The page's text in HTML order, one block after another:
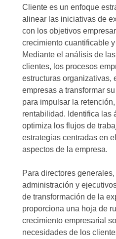
Cliente es un enfoque
alinear las iniciativas de
con los objetivos
crecimiento cuantificable
Mediante el análisis de
clientes, los procesos
estructuras organizativas,
empresas a transformar
para impulsar la
rentabilidad. Identifica las
optimiza los flujos de
estrategias centradas en
aspectos de la empresa.
Para directores
administración y
de transformación de la
proporciona una hoja de
crecimiento empresarial
necesidades de los